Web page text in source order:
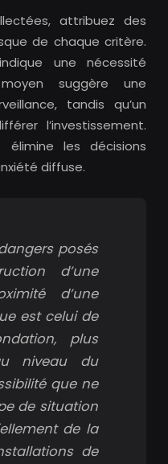
attribuez des
de chaque critère.
une nécessité
suggère une
tandis qu’un
l’investissement.
les décisions
diffuse.
posés
d’une
d’une
est celui de
plus
niveau du
que ne
de situation
de la
de